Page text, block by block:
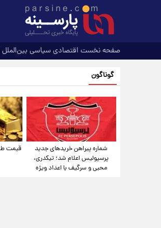
صفحه نخست اقتصادی سیاسی بین‌الملل
گوناگون
شماره پیراهن خریدهای جدید
پرسپولیس اعلام شد؛ تیکدری،
محبی و سرگیف با اعداد ویژه